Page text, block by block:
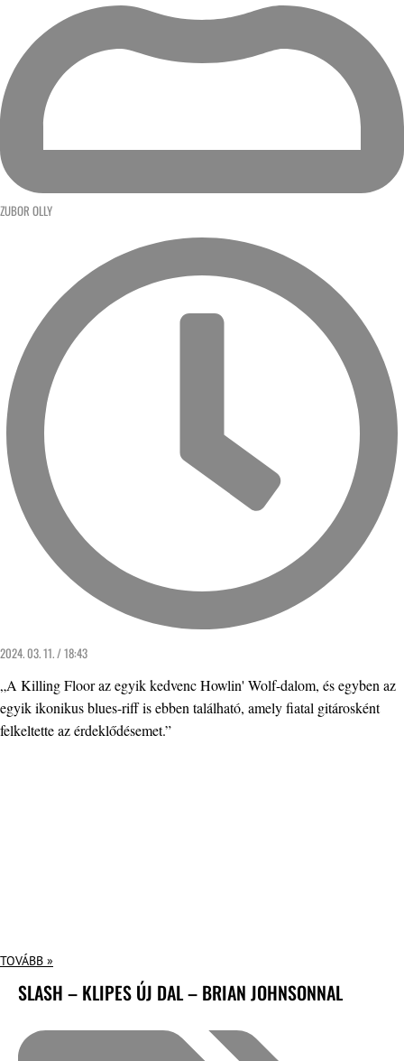
ZUBOR OLLY
2024. 03. 11. / 18:43
„A Killing Floor az egyik kedvenc Howlin' Wolf-dalom, és egyben az
egyik ikonikus blues-riff is ebben található, amely fiatal gitárosként
felkeltette az érdeklődésemet.”
TOVÁBB »
SLASH – KLIPES ÚJ DAL – BRIAN JOHNSONNAL